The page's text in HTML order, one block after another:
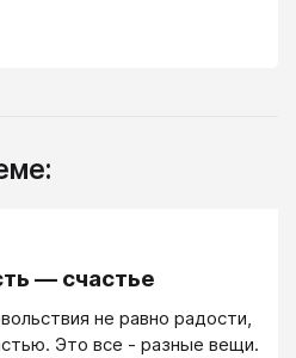
— счастье
не равно радости,
Это все - разные вещи.